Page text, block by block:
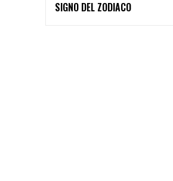
SIGNO DEL ZODIACO